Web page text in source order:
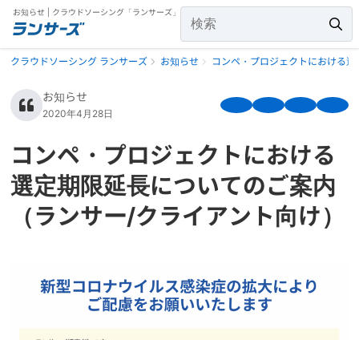
お知らせ | クラウドソーシング「ランサーズ」
クラウドソーシング ランサーズ お知らせ コンペ・プロジェクトにおける
お知らせ
2020年4月28日
コンペ・プロジェクトにおける
選定期限延長についてのご案内
（ランサー/クライアント向け）